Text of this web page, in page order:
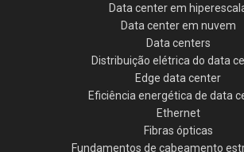
Data center em
Data center em nuvem
Data centers
Distribuição elétrica do data
Edge data center
Eficiência energética de data
Ethernet
Fibras ópticas
Fundamentos de cabeamento